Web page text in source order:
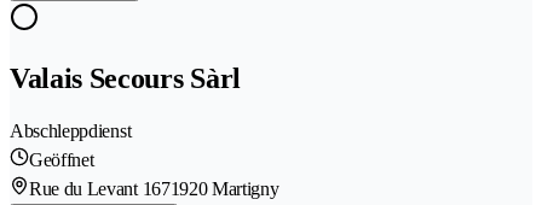
Valais Secours Sàrl
Abschleppdienst
Geöffnet
Rue du Levant 1671920 Martigny